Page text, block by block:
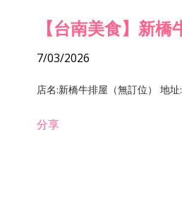
【台南美食】新橋
7/03/2026
店名:新橋牛排屋（無訂位） 地
分享